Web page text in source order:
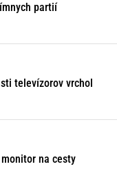
partií
televízorov vrchol
na cesty